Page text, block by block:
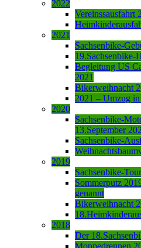
2022
Vereinssausfahrt
2021
Sachsenbike-
19.Sachsenbike-
Begleitung US
2021
Bikerweihnacht
2021 – Umzug
2020
Sachsenbike-
13.September
Sachsenbike-
2019
Sachsenbike-
Sommerputz
genannt
Bikerweihnacht
2018
Der
Moppedrennen